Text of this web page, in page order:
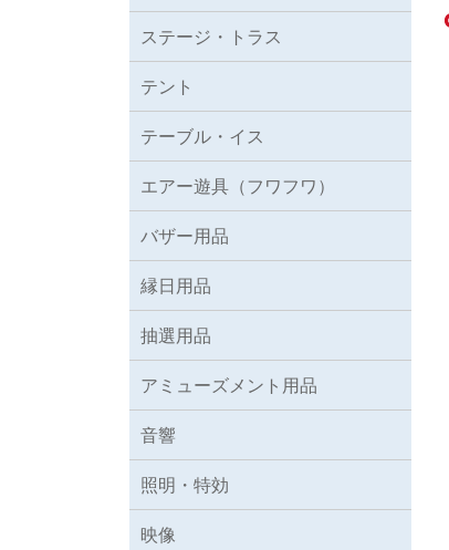
ステージ・トラス
テント
テーブル・イス
エアー遊具（フワフワ）
バザー用品
縁日用品
抽選用品
アミューズメント用品
音響
照明・特効
映像